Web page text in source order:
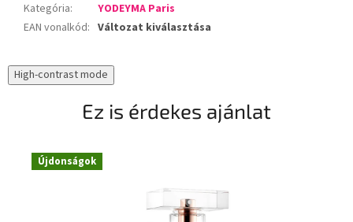
Kategória:
YODEYMA Paris
EAN vonalkód: Változat kiválasztása
High-contrast mode
Ez is érdekes ajánlat
Újdonságok